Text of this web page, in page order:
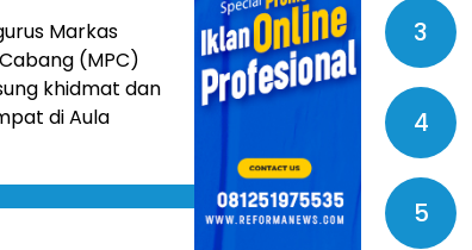
Markas
(MPC)
khidmat dan
di Aula
3
4
5